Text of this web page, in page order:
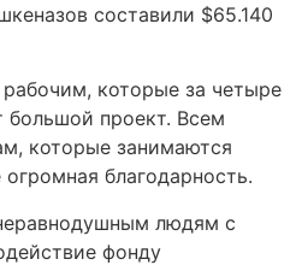
составили $65.140
которые за четыре
большой проект. Всем
которые занимаются
благодарность.
людям с
фонду